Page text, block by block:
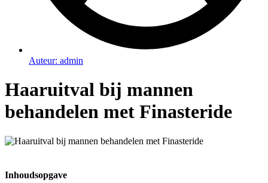
Auteur: admin
Haaruitval bij mannen
behandelen met Finasteride
Inhoudsopgave